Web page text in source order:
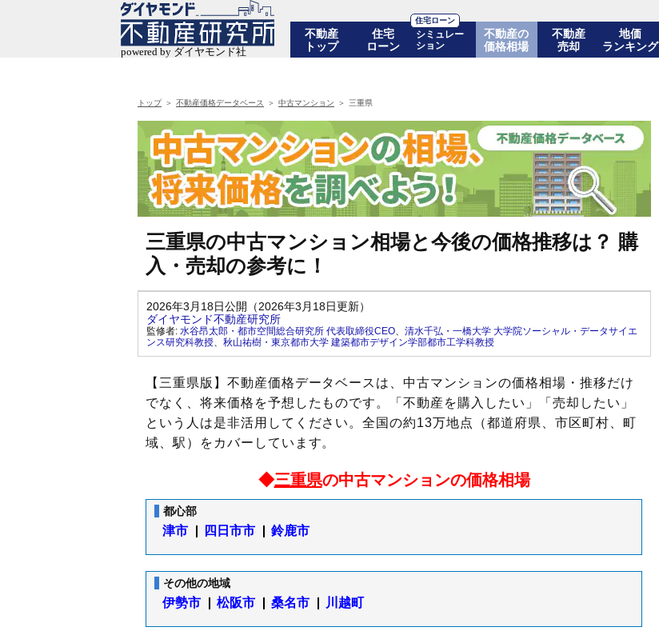
不動産
トップ
住宅
ローン
住宅ローン
シミュレー
ション
不動産の
価格相場
不動産
売却
地価
ランキング
トップ 不動産価格データベース 中古マンション 三重県
三重県の中古マンション相場と今後の価格推移は？ 購
入・売却の参考に！
2026年3月18日公開（2026年3月18日更新）
ダイヤモンド不動産研究所
監修者: 水谷昂太郎・都市空間総合研究所 代表取締役CEO、 清水千弘・一橋大学 大学院ソーシャル・データサイエ
ンス研究科教授、 秋山祐樹・東京都市大学 建築都市デザイン学部都市工学科教授
【三重県版】不動産価格データベースは、中古マンションの価格相場・推移だけ
でなく、将来価格を予想したものです。「不動産を購入したい」「売却したい」
という人は是非活用してください。全国の約13万地点（都道府県、市区町村、町
域、駅）をカバーしています。
◆三重県の中古マンションの価格相場
都心部
津市 四日市市 鈴鹿市
その他の地域
伊勢市 松阪市 桑名市 川越町